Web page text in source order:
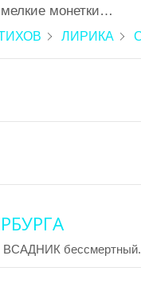
монетки…
ЛИРИКА
ВСАДНИК